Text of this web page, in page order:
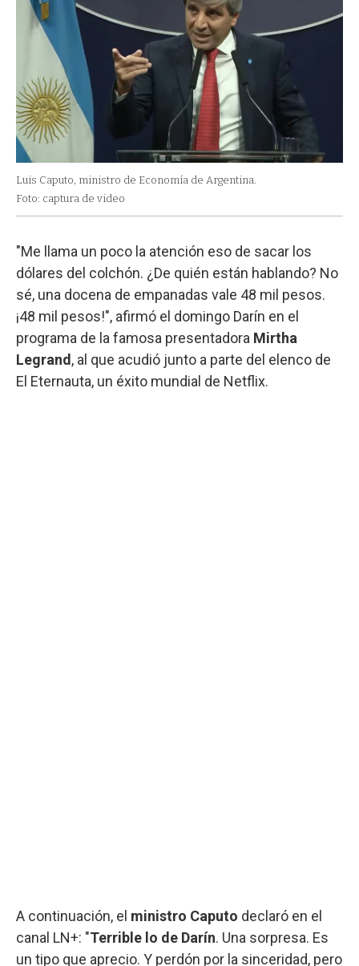
Luis Caputo, ministro de Economía de Argentina.
Foto: captura de video
"Me llama un poco la atención eso de sacar los
dólares del colchón. ¿De quién están hablando? No
sé, una docena de empanadas vale 48 mil pesos.
¡48 mil pesos!", afirmó el domingo Darín en el
programa de la famosa presentadora Mirtha
Legrand, al que acudió junto a parte del elenco de
El Eternauta, un éxito mundial de Netflix.
A continuación, el ministro Caputo declaró en el
canal LN+: "Terrible lo de Darín. Una sorpresa. Es
un tipo que aprecio. Y perdón por la sinceridad, pero